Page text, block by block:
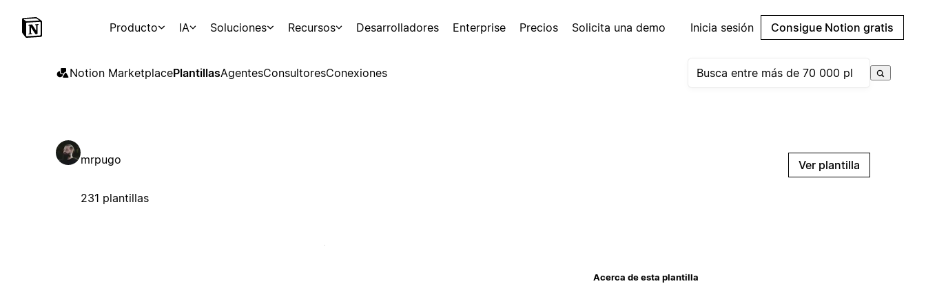
Producto IA Soluciones Recursos Desarrolladores Enterprise Precios Solicita una demo Inicia sesión Consigue Notion gratis
Notion MarketplacePlantillasAgentesConsultoresConexiones
mrpugo
231 plantillas
Ver plantilla
Acerca de esta plantilla